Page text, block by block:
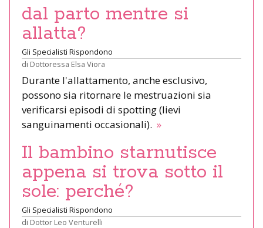
dal parto mentre si
allatta?
Gli Specialisti Rispondono
di Dottoressa Elsa Viora
Durante l'allattamento, anche esclusivo,
possono sia ritornare le mestruazioni sia
verificarsi episodi di spotting (lievi
sanguinamenti occasionali). »
Il bambino starnutisce
appena si trova sotto il
sole: perché?
Gli Specialisti Rispondono
di Dottor Leo Venturelli